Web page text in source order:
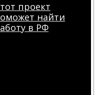
проект
найти
в РФ